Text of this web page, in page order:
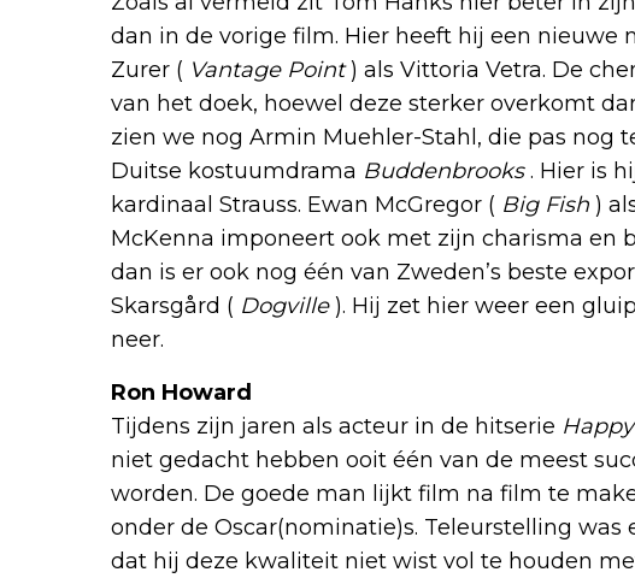
dan in de vorige film. Hier heeft hij een nieuwe
Zurer ( Vantage Point) als Vittoria Vetra. De
van het doek, hoewel deze sterker overkomt
zien we nog Armin Muehler-Stahl, die pas nog
Duitse kostuumdrama Buddenbrooks. Hier is
kardinaal Strauss. Ewan McGregor ( Big Fish )
McKenna imponeert ook met zijn charisma en
dan is er ook nog één van Zweden’s beste
Skarsgård ( Dogville). Hij zet hier weer een
neer.
Ron Howard
Tijdens zijn jaren als acteur in de hitserie
niet gedacht hebben ooit één van de meest
worden. De goede man lijkt film na film te
onder de Oscar(nominatie)s. Teleurstelling was
dat hij deze kwaliteit niet wist vol te houden